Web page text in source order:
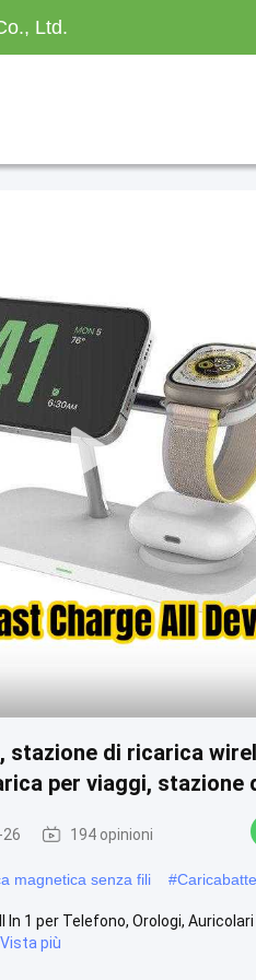
Ltd.
stazione di ricarica
per viaggi, stazione
194 opinioni
magnetica senza fili #
1 per Telefono, Orologi,
Vista più